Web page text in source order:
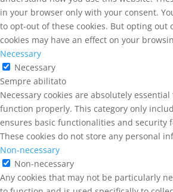
in your browser only with your consent.
to opt-out of these cookies. But opting out
cookies may have an effect on your
Necessary
Necessary
Sempre abilitato
Necessary cookies are absolutely
function properly. This category only
ensures basic functionalities and security
These cookies do not store any personal
Non-necessary
Non-necessary
Any cookies that may not be particularly